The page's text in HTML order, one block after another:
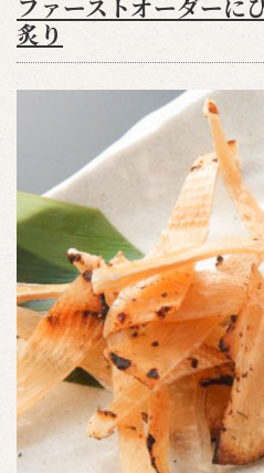
ファーストオーダー
炙り